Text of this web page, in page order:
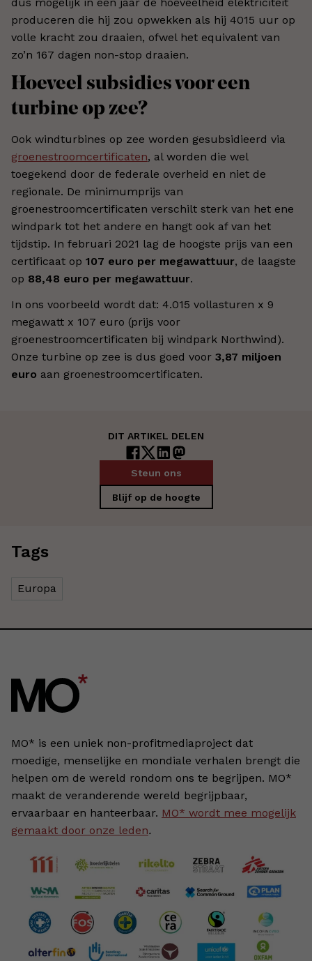
produceren die hij zou opwekken als hij 4015 uur op
volle kracht zou draaien, ofwel het equivalent van
zo’n 167 dagen non-stop draaien.
Hoeveel subsidies voor een
turbine op zee?
Ook windturbines op zee worden gesubsidieerd via
groenestroomcertificaten, al worden die wel
toegekend door de federale overheid en niet de
regionale. De minimumprijs van
groenestroomcertificaten verschilt sterk van het ene
windpark tot het andere en hangt ook af van het
tijdstip. In februari 2021 lag de hoogste prijs van een
certificaat op 107 euro per megawattuur, de laagste
op 88,48 euro per megawattuur.
In ons voorbeeld wordt dat: 4.015 vollasturen x 9
megawatt x 107 euro (prijs voor
groenestroomcertificaten bij windpark Northwind).
Onze turbine op zee is dus goed voor 3,87 miljoen
euro aan groenestroomcertificaten.
DIT ARTIKEL DELEN
Steun ons
Blijf op de hoogte
Tags
Europa
MO* is een uniek non-profitmediaproject dat
moedige, menselijke en mondiale verhalen brengt die
helpen om de wereld rondom ons te begrijpen. MO*
maakt de veranderende wereld begrijpbaar,
ervaarbaar en hanteerbaar. MO* wordt mee mogelijk
gemaakt door onze leden.